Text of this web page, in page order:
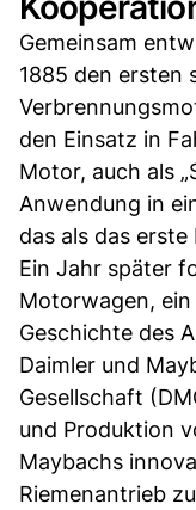
Gemeinsam
1885 den ersten
den Einsatz in
Motor, auch als
Anwendung in
das als das
Ein Jahr später
Motorwagen,
Geschichte des
Daimler und
Gesellschaft
und Produktion
Maybachs
Riemenantrieb